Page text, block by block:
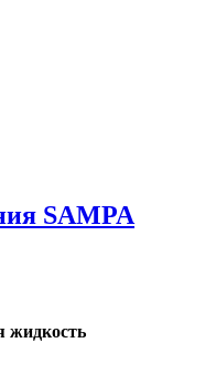
SAMPA
жидкость